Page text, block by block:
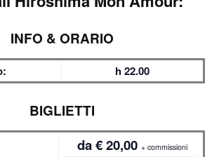
INFO & ORARIO
h 22.00
BIGLIETTI
da € 20,00 + commissioni